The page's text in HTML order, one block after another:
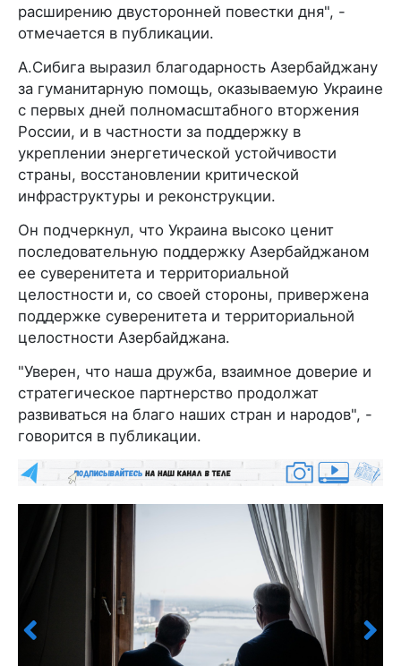
расширению двусторонней повестки дня", -
отмечается в публикации.
А.Сибига выразил благодарность Азербайджану
за гуманитарную помощь, оказываемую Украине
с первых дней полномасштабного вторжения
России, и в частности за поддержку в
укреплении энергетической устойчивости
страны, восстановлении критической
инфраструктуры и реконструкции.
Он подчеркнул, что Украина высоко ценит
последовательную поддержку Азербайджаном
ее суверенитета и территориальной
целостности и, со своей стороны, привержена
поддержке суверенитета и территориальной
целостности Азербайджана.
"Уверен, что наша дружба, взаимное доверие и
стратегическое партнерство продолжат
развиваться на благо наших стран и народов", -
говорится в публикации.